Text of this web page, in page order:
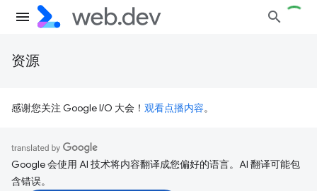
资源
感谢您关注 Google I/O 大会！ 观看点播内容。
Google 会使用 AI 技术将内容翻译成您偏好的语言。AI 翻译可能包
含错误。